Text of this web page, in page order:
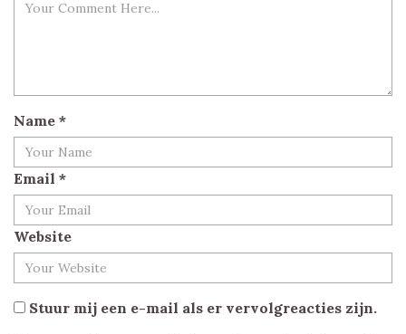
Name *
Email *
Website
Stuur mij een e-mail als er vervolgreacties zijn.